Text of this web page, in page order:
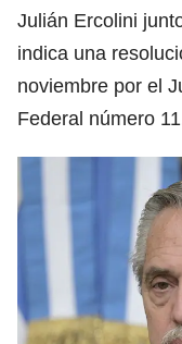
Julián Ercolini
indica una
noviembre por el
Federal número